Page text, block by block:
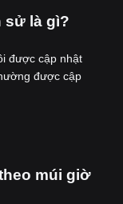
sử là gì?
được cập nhật
được cập
múi giờ